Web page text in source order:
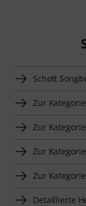
Schott
Zur
Zur
Zur
Zur
Detaillierte